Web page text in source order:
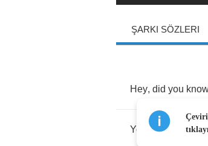
ŞARKI SÖZLERI
Hey, did you
You're making